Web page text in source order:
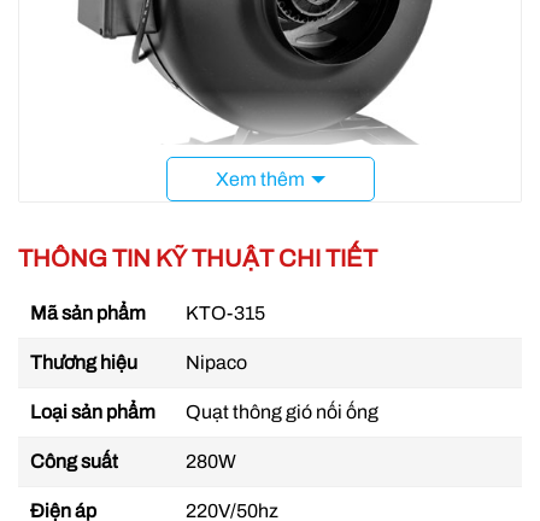
Thông tin sản phẩm Quạt hút nối ống phi 315
Mã sản phẩm: KTO-315
Công suất: 280 W
Tốc độ: 2550 v/p
Xem thêm
THÔNG TIN KỸ THUẬT CHI TIẾT
Mã sản phẩm KTO-315
Thương hiệu Nipaco
Loại sản phẩm Quạt thông gió nối ống
Công suất 280W
Điện áp 220V/50hz